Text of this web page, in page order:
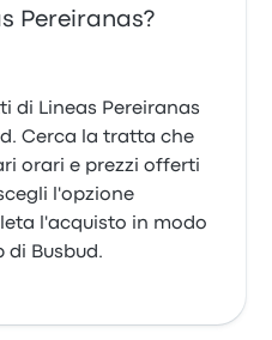
Pereiranas?
di Lineas Pereiranas
Cerca la tratta che
orari e prezzi offerti
l'opzione
l'acquisto in modo
di Busbud.